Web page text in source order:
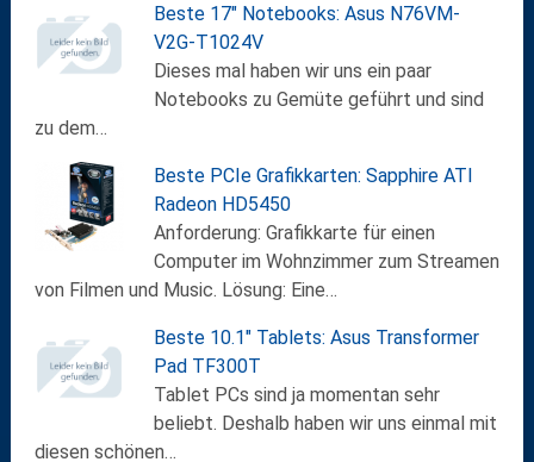
Beste 17" Notebooks: Asus N76VM-
V2G-T1024V
Dieses mal haben wir uns ein paar
Notebooks zu Gemüte geführt und sind
zu dem…
Beste PCIe Grafikkarten: Sapphire ATI
Radeon HD5450
Anforderung: Grafikkarte für einen
Computer im Wohnzimmer zum Streamen
von Filmen und Music. Lösung: Eine…
Beste 10.1″ Tablets: Asus Transformer
Pad TF300T
Tablet PCs sind ja momentan sehr
beliebt. Deshalb haben wir uns einmal mit
diesen schönen…